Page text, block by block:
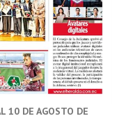
10 DE AGOSTO DE